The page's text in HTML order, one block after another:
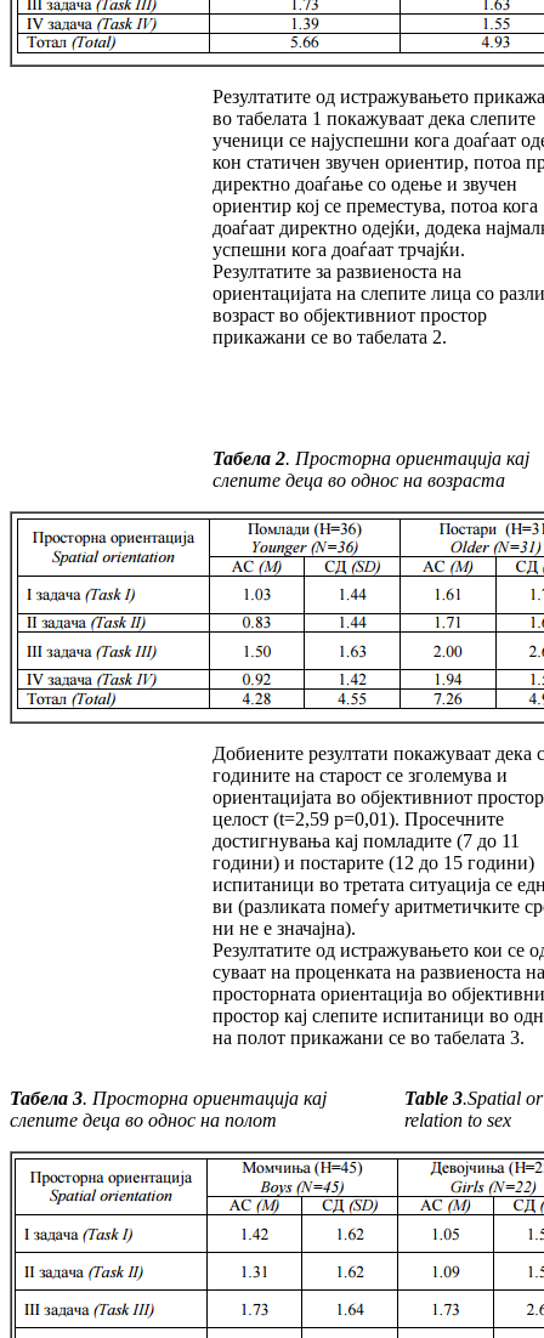
Резултатите од истражувањето
во та­­белата 1 покажуваат дека слепите
ученици се најуспешни кога доаѓаат
кон статичен звучен ориентир, потоа
директно доаѓање со одење и звучен
ориентир кој се преместува, потоа кога
доаѓаат директно одејќи, додека
успешни кога доаѓаат трчајќи.
Резултатите за развиеноста на
ориентацијата на слепите лица со
возраст во објек­тив­ни­от простор
прикажани се во табелата 2.
Табела 2. Просторна ориентација кај
слепите деца во однос на возраста
Добиените резултати покажуваат дека
годи­ни­те на старост се зголемува и
ориентацијата во објективниот
целост (t=2,59 p=0,01). Просечните
достигнувања кај пом­ла­дите (7 до 11
години) и постарите (12 до 15 години)
испитаници во третата ситуација се
ви (разликата помеѓу аритметичките
ни не е значајна).
Резултатите од истражувањето кои се
су­ваат на проценката на развиеноста на
прос­тор­на­та ориентација во
простор кај слепите испитаници во
на полот прика­жани се во табелата 3.
Табела 3. Просторна ориентација кај
слепите деца во однос на полот
Table 3.Spatial
relation to sex